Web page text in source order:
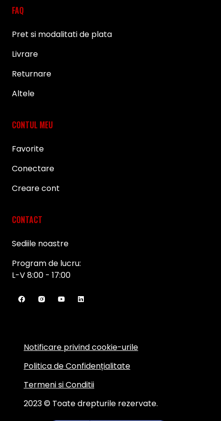
FAQ
Pret si modalitati de plata
Livrare
Returnare
Altele
CONTUL MEU
Favorite
Conectare
Creare cont
CONTACT
Sediile noastre
Program de lucru:
L-V 8:00 - 17:00
2023 © Toate drepturile rezervate.
Notificare privind cookie-urile
Politica de Confidențialitate
Termeni si Conditii